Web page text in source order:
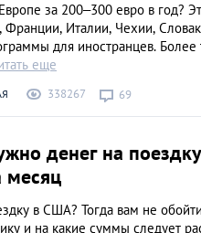
за 200–300 евро в год?
Франции, Италии, Чехии,
для иностранцев.
еще
338267 69
денег на
месяц
в США? Тогда вам не
и на какие суммы следует